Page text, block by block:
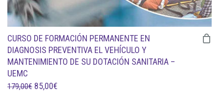
CURSO DE FORMACIÓN PERMANENTE EN
DIAGNOSIS PREVENTIVA EL VEHÍCULO Y
MANTENIMIENTO DE SU DOTACIÓN SANITARIA –
UEMC
179,00€ EL
85,00€